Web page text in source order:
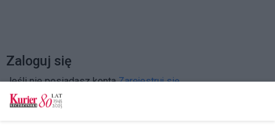
Zaloguj się
Jeśli nie posiadasz kontaZarejestruj się